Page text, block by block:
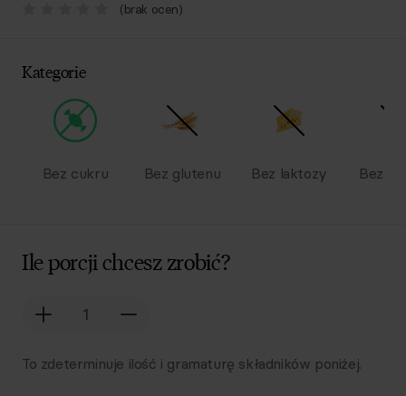
(brak ocen)
Kategorie
Bez cukru Bez glutenu Bez laktozy Bez
Ile porcji chcesz zrobić?
To zdeterminuje ilość i gramaturę składników poniżej.